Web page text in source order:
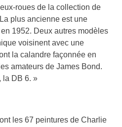
roues de la collection de
plus ancienne est une
1952. Deux autres modèles
voisinent avec une
la calandre façonnée en
amateurs de James Bond.
la DB 6. »
les 67 peintures de Charlie